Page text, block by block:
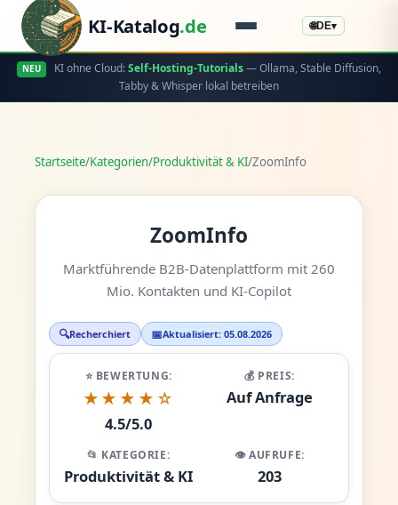
KI-Katalog.de 🌐DE▾
NEU KI ohne Cloud:Self-Hosting-Tutorials— Ollama, Stable Diffusion,
Tabby & Whisper lokal betreiben
Startseite/Kategorien/Produktivität & KI/ZoomInfo
ZoomInfo
Marktführende B2B-Datenplattform mit 260
Mio. Kontakten und KI-Copilot
🔍Recherchiert 📅Aktualisiert: 05.08.2026
⭐ BEWERTUNG:
★★★★☆
4.5/5.0
💰 PREIS:
Auf Anfrage
📂 KATEGORIE:
Produktivität & KI
👁️ AUFRUFE:
203